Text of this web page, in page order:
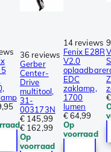
36 reviews
Gerber
Center-
Drive
multitool,
31-
003173N
€ 145,99
€ 162,99
Op
voorraad
14 reviews
Fenix E28R
V2.0
oplaadbare
EDC
zaklamp,
1700
lumen
€ 64,99
Op
voorraad